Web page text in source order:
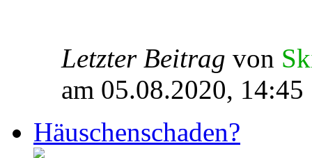
Letzter Beitrag von
am 05.08.2020, 14:45
Häuschenschaden?